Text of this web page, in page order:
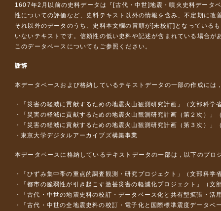
1607年2月以前の史料データは『 [古代・中世]地震・噴火史料データ
性についての評価など、史料テキスト以外の情報を含み、不定期に改
それ以外のデータのうち、史料本文欄の冒頭が[未校訂]となっている
いないテキストです。信頼性の低い史料や記述が含まれている場合が
このデータベースについて もご参照ください。
謝辞
本データベースおよび格納しているテキストデータの一部の作成には
「災害の軽減に貢献するための地震火山観測研究計画」（文部科学
「災害の軽減に貢献するための地震火山観測研究計画（第２次）」
「災害の軽減に貢献するための地震火山観測研究計画（第３次）」
東京大学デジタルアーカイブズ構築事業
本データベースに格納しているテキストデータの一部は，以下のプロ
「ひずみ集中帯の重点的調査観測・研究プロジェクト」（文部科
「都市の脆弱性が引き起こす激甚災害の軽減化プロジェクト」（
「古代・中世の地震史料の校訂・データベース化と共有型拡張・
「古代・中世の全地震史料の校訂・電子化と国際標準震度データ